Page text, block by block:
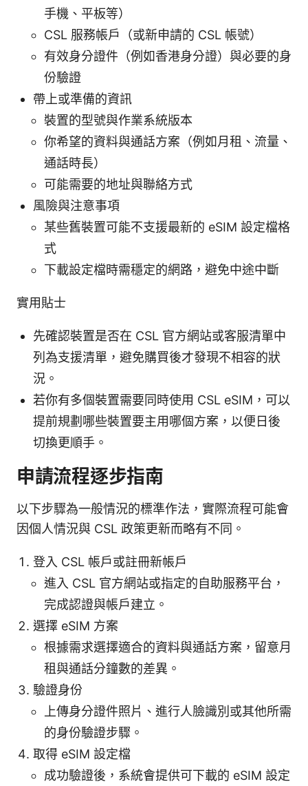
手機、平板等）
CSL 服務帳戶（或新申請的 CSL 帳號）
有效身分證件（例如香港身分證）與必要的身
份驗證
帶上或準備的資訊
裝置的型號與作業系統版本
你希望的資料與通話方案（例如月租、流量、
通話時長）
可能需要的地址與聯絡方式
風險與注意事項
某些舊裝置可能不支援最新的 eSIM 設定檔格
式
下載設定檔時需穩定的網路，避免中途中斷
實用貼士
先確認裝置是否在 CSL 官方網站或客服清單中
列為支援清單，避免購買後才發現不相容的狀
況。
若你有多個裝置需要同時使用 CSL eSIM，可以
提前規劃哪些裝置要主用哪個方案，以便日後
切換更順手。
申請流程逐步指南
以下步驟為一般情況的標準作法，實際流程可能會
因個人情況與 CSL 政策更新而略有不同。
登入 CSL 帳戶或註冊新帳戶
進入 CSL 官方網站或指定的自助服務平台，
完成認證與帳戶建立。
選擇 eSIM 方案
根據需求選擇適合的資料與通話方案，留意月
租與通話分鐘數的差異。
驗證身份
上傳身分證件照片、進行人臉識別或其他所需
的身份驗證步驟。
取得 eSIM 設定檔
成功驗證後，系統會提供可下載的 eSIM 設定